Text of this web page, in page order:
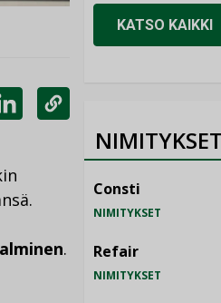
LINKEDINISSÄ
LINKKI
.
KATSO KAIKKI
NIMITYKSET
Consti
NIMITYKSET
Refair
NIMITYKSET